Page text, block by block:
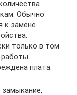
Обычно
к замене
только в том
работы
плата.